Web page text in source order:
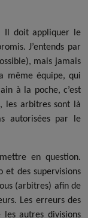
Il doit appliquer le
J’entends par
mais jamais
même équipe, qui
à la poche, c’est
les arbitres sont là
autorisées par le
en question.
et des supervisions
(arbitres) afin de
Les erreurs des
les autres divisions